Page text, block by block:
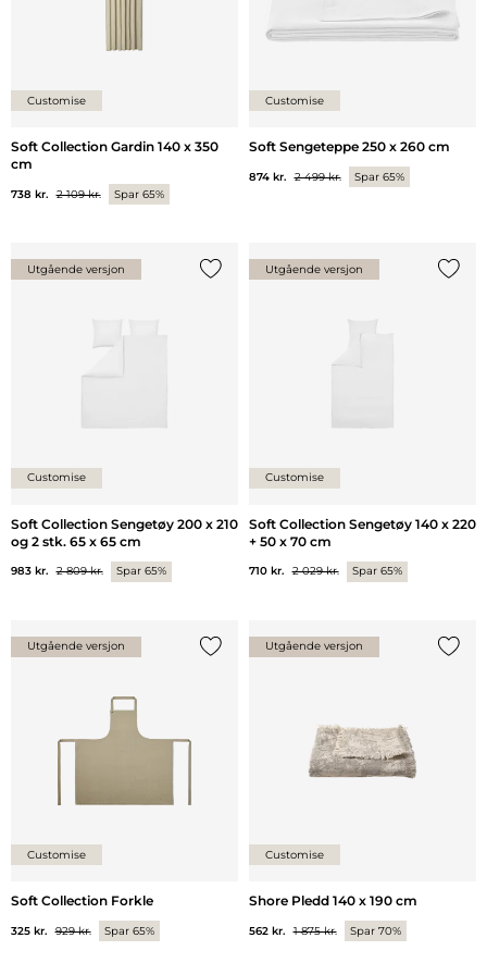
Customise
Soft Collection Gardin 140 x 350
cm
738 kr. 2 109 kr. Spar 65%
Customise
Soft Sengeteppe 250 x 260 cm
874 kr. 2 499 kr. Spar 65%
Utgående versjon
Customise
Soft Collection Sengetøy 200 x 210
og 2 stk. 65 x 65 cm
983 kr. 2 809 kr. Spar 65%
Utgående versjon
Customise
Soft Collection Sengetøy 140 x 220
+ 50 x 70 cm
710 kr. 2 029 kr. Spar 65%
Utgående versjon
Customise
Soft Collection Forkle
325 kr. 929 kr. Spar 65%
Utgående versjon
Customise
Shore Pledd 140 x 190 cm
562 kr. 1 875 kr. Spar 70%